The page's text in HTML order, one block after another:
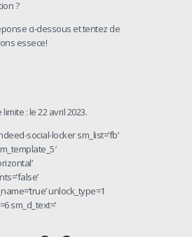
?
ci-dessous et tentez de
essece!
limite : le 22 avril 2023.
social-locker sm_list=’fb’
unlock_type=1
sm_d_text=’